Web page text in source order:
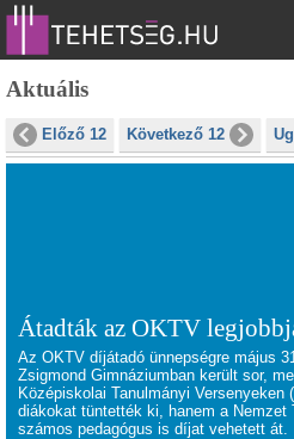
Aktuális
Előző 12 Következő 12
Átadták az OKTV
Az OKTV díjátadó ünnepségre május
Zsigmond Gimnáziumban került sor,
Középiskolai Tanulmányi
diákokat tüntették ki, hanem a Nemzet
számos pedagógus is díjat vehetett át.